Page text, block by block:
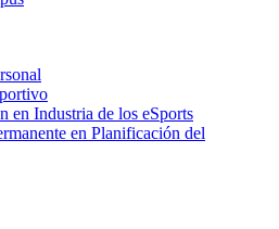
en Industria de los eSports
en Planificación del